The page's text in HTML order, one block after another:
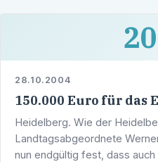
28.10.2004
150.000 Euro für
Heidelberg. Wie der
Landtagsabgeordnete
nun endgültig fest, dass